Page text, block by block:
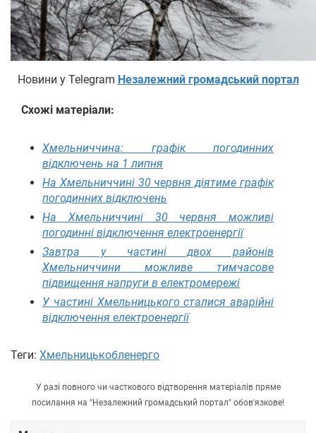
Новини у Telegram Незалежний громадський портал
Схожі матеріали:
Хмельниччина: графік погодинних
відключень на 1 липня
На Хмельниччині 30 червня діятиме графік
погодинних відключень
На Хмельниччині 30 червня можливі
погодинні відключення електроенергії
Завтра у частині двох районів
Хмельниччини можливе тимчасове
підвищення напруги в електромережі
У частині Хмельницького сталися аварійні
відключення електроенергії
Теги: Хмельницькобленерго
У разі повного чи часткового відтворення матеріалів пряме
посилання на "Незалежний громадський портал" обов'язкове!